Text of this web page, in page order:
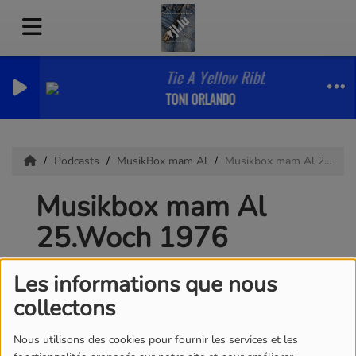
Les informations que nous
collectons
Nous utilisons des cookies pour fournir les services et les
Tie A Yellow Ribbon Round The
TONI ORLANDO
Podcasts MusikBox mam Al Musikbox mam Al 25.Woch 1976
Musikbox mam Al
25.Woch 1976